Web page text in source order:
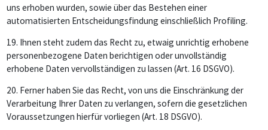
uns erhoben wurden, sowie über das Bestehen einer
automatisierten Entscheidungsfindung einschließlich Profiling.
19. Ihnen steht zudem das Recht zu, etwaig unrichtig erhobene
personenbezogene Daten berichtigen oder unvollständig
erhobene Daten vervollständigen zu lassen (Art. 16 DSGVO).
20. Ferner haben Sie das Recht, von uns die Einschränkung der
Verarbeitung Ihrer Daten zu verlangen, sofern die gesetzlichen
Voraussetzungen hierfür vorliegen (Art. 18 DSGVO).